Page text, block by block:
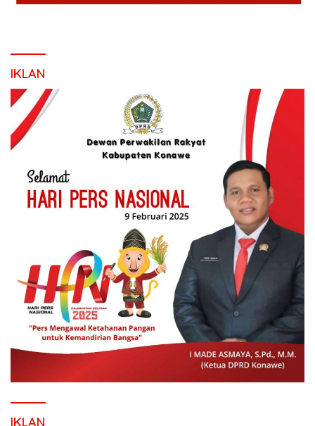
IKLAN
IKLAN